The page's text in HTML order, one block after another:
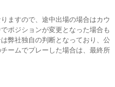
ますので、途中出場の場合はカウ
ポジションが変更となった場合も
弊社独自の判断となっており、公
ームでプレーした場合は、最終所